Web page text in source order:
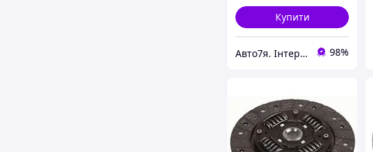
Купити
Авто7я. Інтернет-магазин автотоварів avto7ya.com.ua 98%